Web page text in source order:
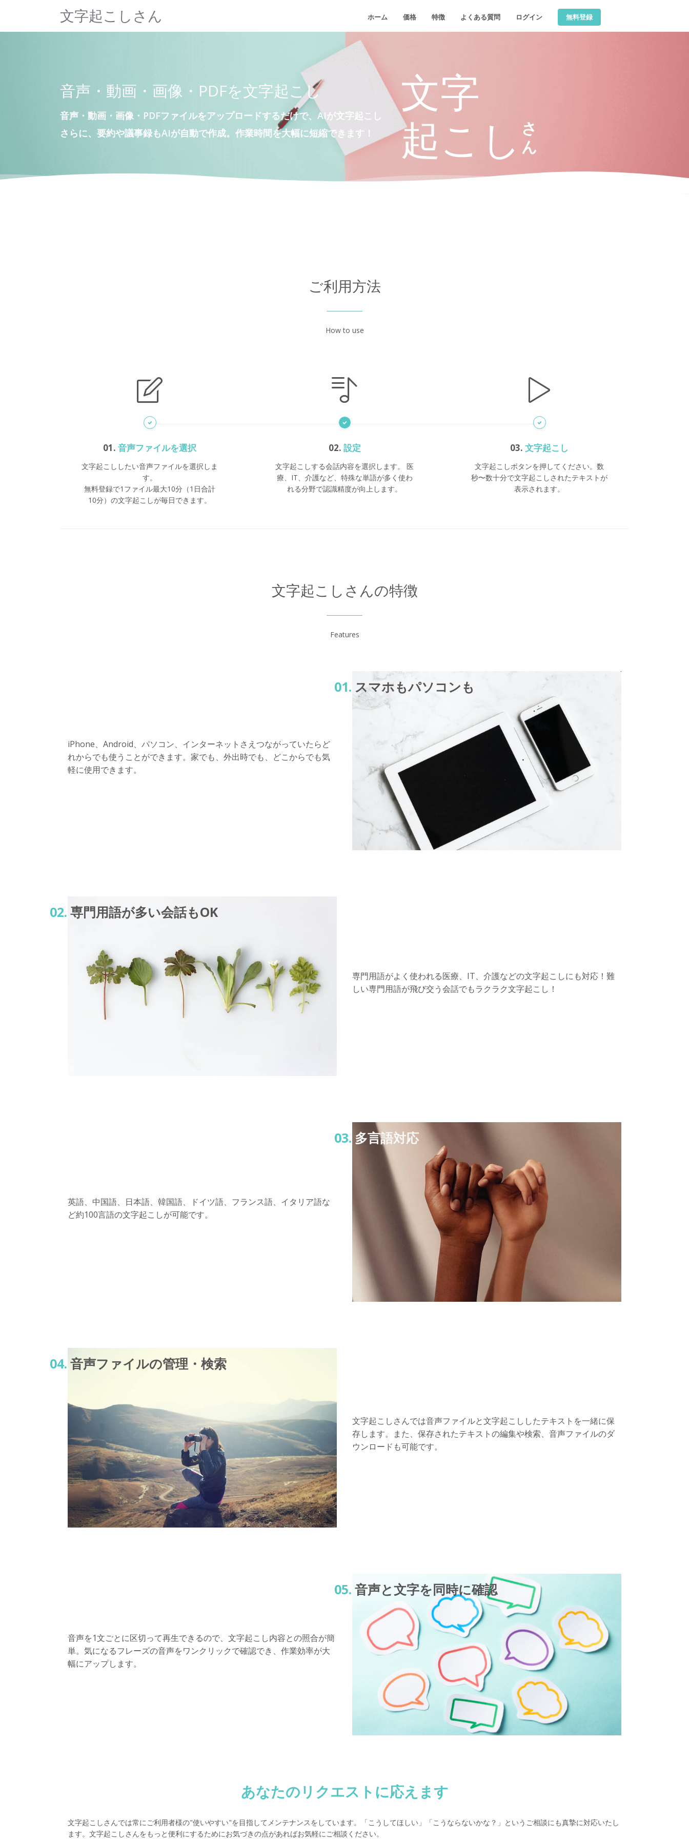
文字起こしさん ホーム 価格 特徴 よくある質問 ログイン 無料登録
音声・動画・画像・PDFを文字起こし
音声・動画・画像・PDFファイルをアップロードするだけで、AIが文字起こし
さらに、要約や議事録もAIが自動で作成。作業時間を大幅に短縮できます！
文字
起こし さ
ん
ご利用方法
How to use
01. 音声ファイルを選択
文字起こししたい音声ファイルを選択しま
す。
無料登録で1ファイル最大10分（1日合計
10分）の文字起こしが毎日できます。
02. 設定
文字起こしする会話内容を選択します。 医
療、IT、介護など、特殊な単語が多く使わ
れる分野で認識精度が向上します。
03. 文字起こし
文字起こしボタンを押してください。数
秒〜数十分で文字起こしされたテキストが
表示されます。
文字起こしさんの特徴
Features
iPhone、Android、パソコン、インターネットさえつながっていたらど
れからでも使うことができます。家でも、外出時でも、どこからでも気
軽に使用できます。
01. スマホもパソコンも
02. 専門用語が多い会話もOK
専門用語がよく使われる医療、IT、介護などの文字起こしにも対応！難
しい専門用語が飛び交う会話でもラクラク文字起こし！
英語、中国語、日本語、韓国語、ドイツ語、フランス語、イタリア語な
ど約100言語の文字起こしが可能です。
03. 多言語対応
04. 音声ファイルの管理・検索
文字起こしさんでは音声ファイルと文字起こししたテキストを一緒に保
存します。また、保存されたテキストの編集や検索、音声ファイルのダ
ウンロードも可能です。
音声を1文ごとに区切って再生できるので、文字起こし内容との照合が簡
単。気になるフレーズの音声をワンクリックで確認でき、作業効率が大
幅にアップします。
05. 音声と文字を同時に確認
あなたのリクエストに応えます
文字起こしさんでは常にご利用者様の"使いやすい"を目指してメンテナンスをしています。「こうしてほしい」「こうならないかな？」というご相談にも真摯に対応いたし
ます。文字起こしさんをもっと便利にするためにお気づきの点があればお気軽にご相談ください。